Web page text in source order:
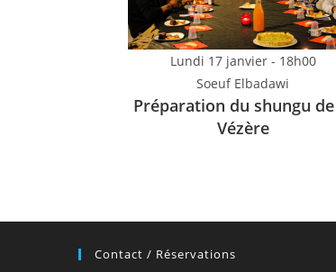
Lundi 17 janvier - 18h00
Soeuf Elbadawi
Préparation du shungu
Vézère
Contact / Réservations